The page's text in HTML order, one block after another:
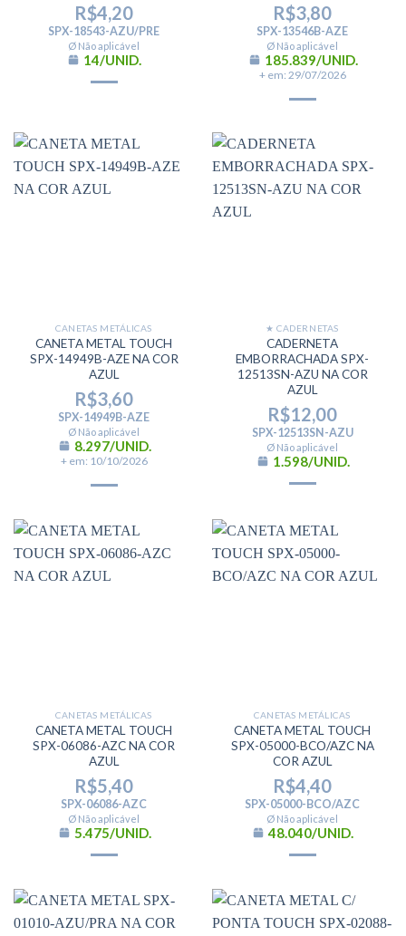
R$4,20
SPX-18543-AZU/PRE
Ø Não aplicável
14/UNID.
R$3,80
SPX-13546B-AZE
Ø Não aplicável
185.839/UNID.
+ em: 29/07/2026
CANETAS METÁLICAS
CANETA METAL TOUCH
SPX-14949B-AZE NA COR
AZUL
R$3,60
SPX-14949B-AZE
Ø Não aplicável
8.297/UNID.
+ em: 10/10/2026
★ CADERNETAS
CADERNETA
EMBORRACHADA SPX-
12513SN-AZU NA COR
AZUL
R$12,00
SPX-12513SN-AZU
Ø Não aplicável
1.598/UNID.
CANETAS METÁLICAS
CANETA METAL TOUCH
SPX-06086-AZC NA COR
AZUL
R$5,40
SPX-06086-AZC
Ø Não aplicável
5.475/UNID.
CANETAS METÁLICAS
CANETA METAL TOUCH
SPX-05000-BCO/AZC NA
COR AZUL
R$4,40
SPX-05000-BCO/AZC
Ø Não aplicável
48.040/UNID.